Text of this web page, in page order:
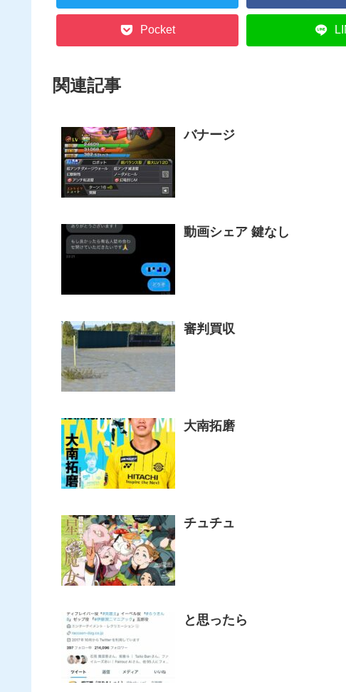
Pocket
関連記事
バナージ
動画シェア 鍵なし
審判買収
大南拓磨
チュチュ
と思ったら